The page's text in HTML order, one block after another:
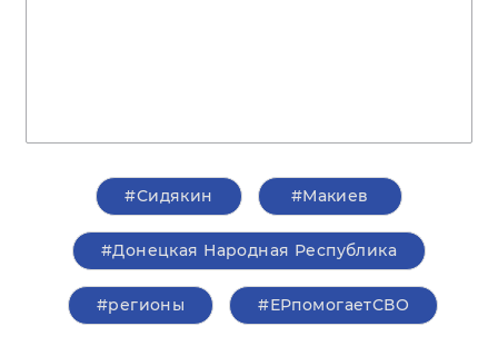
#Сидякин #Макиев
#Донецкая Народная Республика
#регионы #ЕРпомогаетСВО